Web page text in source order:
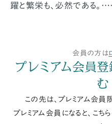
躍と繁栄も、必然である。
会員の方は
プレミアム会員
む
この先は、プレミアム会員
プレミアム会員になると、こ